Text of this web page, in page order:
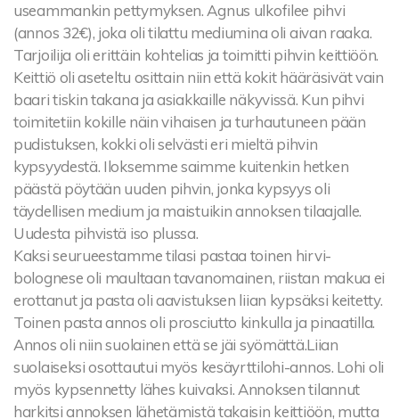
useammankin pettymyksen. Agnus ulkofilee pihvi
(annos 32€), joka oli tilattu mediumina oli aivan raaka.
Tarjoilija oli erittäin kohtelias ja toimitti pihvin keittiöön.
Keittiö oli aseteltu osittain niin että kokit hääräsivät vain
baari tiskin takana ja asiakkaille näkyvissä. Kun pihvi
toimitetiin kokille näin vihaisen ja turhautuneen pään
pudistuksen, kokki oli selvästi eri mieltä pihvin
kypsyydestä. Iloksemme saimme kuitenkin hetken
päästä pöytään uuden pihvin, jonka kypsyys oli
täydellisen medium ja maistuikin annoksen tilaajalle.
Uudesta pihvistä iso plussa.
Kaksi seurueestamme tilasi pastaa toinen hirvi-
bolognese oli maultaan tavanomainen, riistan makua ei
erottanut ja pasta oli aavistuksen liian kypsäksi keitetty.
Toinen pasta annos oli prosciutto kinkulla ja pinaatilla.
Annos oli niin suolainen että se jäi syömättä.Liian
suolaiseksi osottautui myös kesäyrttilohi-annos. Lohi oli
myös kypsennetty lähes kuivaksi. Annoksen tilannut
harkitsi annoksen lähetämistä takaisin keittiöön, mutta